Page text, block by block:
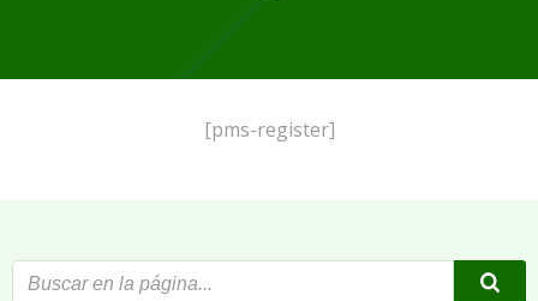
[pms-register]